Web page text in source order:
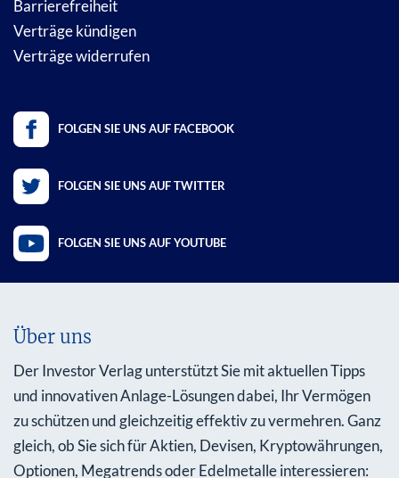
Barrierefreiheit
Verträge kündigen
Verträge widerrufen
FOLGEN SIE UNS AUF FACEBOOK
FOLGEN SIE UNS AUF TWITTER
FOLGEN SIE UNS AUF YOUTUBE
Über uns
Der Investor Verlag unterstützt Sie mit aktuellen Tipps
und innovativen Anlage-Lösungen dabei, Ihr Vermögen
zu schützen und gleichzeitig effektiv zu vermehren. Ganz
gleich, ob Sie sich für Aktien, Devisen, Kryptowährungen,
Optionen, Megatrends oder Edelmetalle interessieren: